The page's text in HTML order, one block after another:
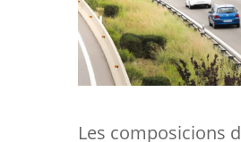
Les composicions